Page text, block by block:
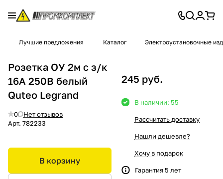
Лучшие предложения Каталог Электроустановочные
Розетка ОУ 2м с з/к
16A 250В белый
Quteo Legrand
0
Нет отзывов
Арт. 782233
В корзину
245 руб.
В наличии: 55
Рассчитать доставку
Нашли дешевле?
Хочу в подарок
Гарантия 5 лет